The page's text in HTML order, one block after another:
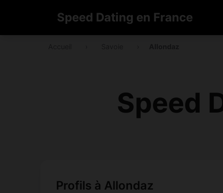
Speed Dating en France
Speed
Profils à Allondaz